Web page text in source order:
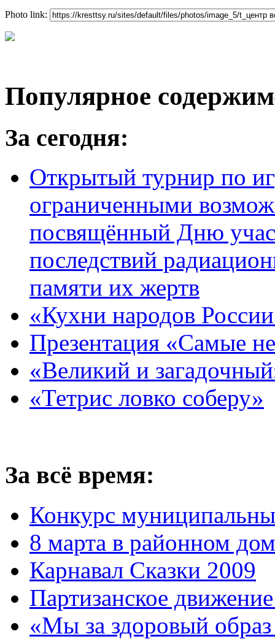
Photo link:
Популярное
За сегодня:
Открытый турнир по
ограниченными
посвящённый Дню
последствий
памяти их жертв
«Кухни народов
Презентация «Самые
«Великий и
«Тетрис ловко соберу»
За всё время:
Конкурс
8 марта в районном
Карнавал Сказки 2009
Партизанское
«Мы за здоровый